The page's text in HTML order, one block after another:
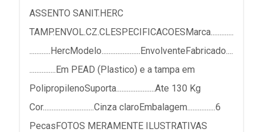
ASSENTO SANIT.HERC
TAMP.ENVOL.CZ.CLESPECIFICACOESMarca.............
............HercModelo......................EnvolventeFabricado....
...............Em PEAD (Plastico) e a tampa em
PolipropilenoSuporta......................Ate 130 Kg
Cor.............................Cinza claroEmbalagem................6
PecasFOTOS MERAMENTE ILUSTRATIVAS